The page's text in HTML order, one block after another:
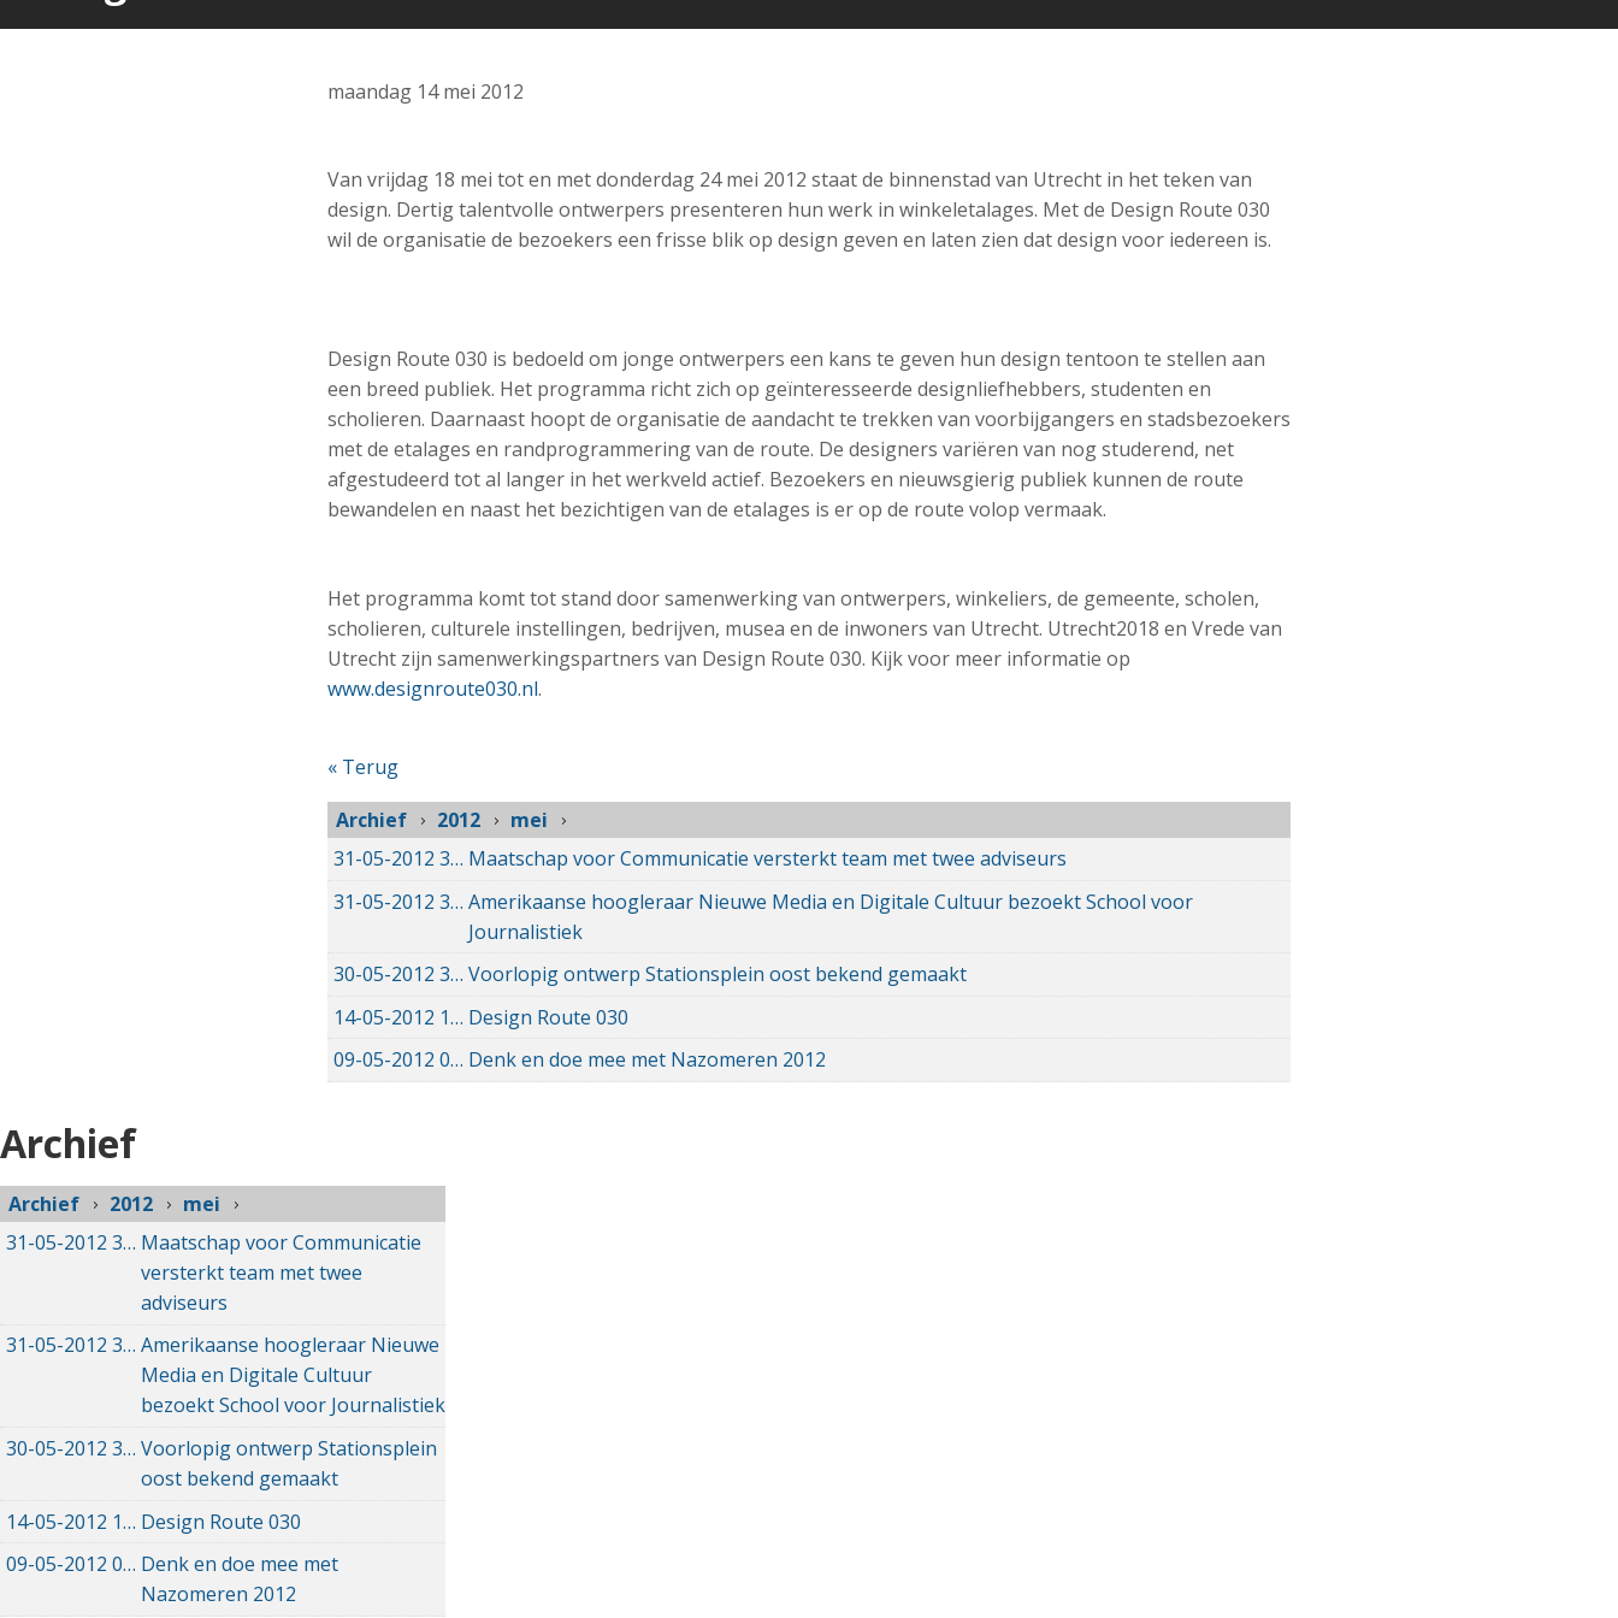
maandag 14 mei 2012
Van vrijdag 18 mei tot en met donderdag 24 mei 2012 staat de binnenstad van Utrecht in het teken van
design. Dertig talentvolle ontwerpers presenteren hun werk in winkeletalages. Met de Design Route 030
wil de organisatie de bezoekers een frisse blik op design geven en laten zien dat design voor iedereen is.
Design Route 030 is bedoeld om jonge ontwerpers een kans te geven hun design tentoon te stellen aan
een breed publiek. Het programma richt zich op geïnteresseerde designliefhebbers, studenten en
scholieren. Daarnaast hoopt de organisatie de aandacht te trekken van voorbijgangers en stadsbezoekers
met de etalages en randprogrammering van de route. De designers variëren van nog studerend, net
afgestudeerd tot al langer in het werkveld actief. Bezoekers en nieuwsgierig publiek kunnen de route
bewandelen en naast het bezichtigen van de etalages is er op de route volop vermaak.
Het programma komt tot stand door samenwerking van ontwerpers, winkeliers, de gemeente, scholen,
scholieren, culturele instellingen, bedrijven, musea en de inwoners van Utrecht. Utrecht2018 en Vrede van
Utrecht zijn samenwerkingspartners van Design Route 030. Kijk voor meer informatie op
www.designroute030.nl.
« Terug
Archief
2012
mei
31-05-2012 31-05-2012 00:00
Maatschap voor Communicatie versterkt team met twee adviseurs
31-05-2012 31-05-2012 00:00
Amerikaanse hoogleraar Nieuwe Media en Digitale Cultuur bezoekt School voor
Journalistiek
30-05-2012 30-05-2012 00:00
Voorlopig ontwerp Stationsplein oost bekend gemaakt
14-05-2012 14-05-2012 00:00
Design Route 030
09-05-2012 09-05-2012 00:00 Denk en doe mee met Nazomeren 2012
Archief
Archief 2012
mei
31-05-2012 31-05-2012 00:00
Maatschap voor Communicatie
versterkt team met twee
adviseurs
31-05-2012 31-05-2012 00:00
Amerikaanse hoogleraar Nieuwe
Media en Digitale Cultuur
bezoekt School voor Journalistiek
30-05-2012 30-05-2012 00:00
Voorlopig ontwerp Stationsplein
oost bekend gemaakt
14-05-2012 14-05-2012 00:00
Design Route 030
09-05-2012 09-05-2012 00:00
Denk en doe mee met
Nazomeren 2012